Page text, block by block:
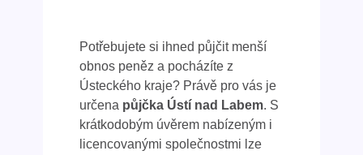
Potřebujete si ihned půjčit menší
obnos peněz a pocházíte z
Ústeckého kraje? Právě pro vás je
určena půjčka Ústí nad Labem. S
krátkodobým úvěrem nabízeným i
licencovanými společnostmi lze